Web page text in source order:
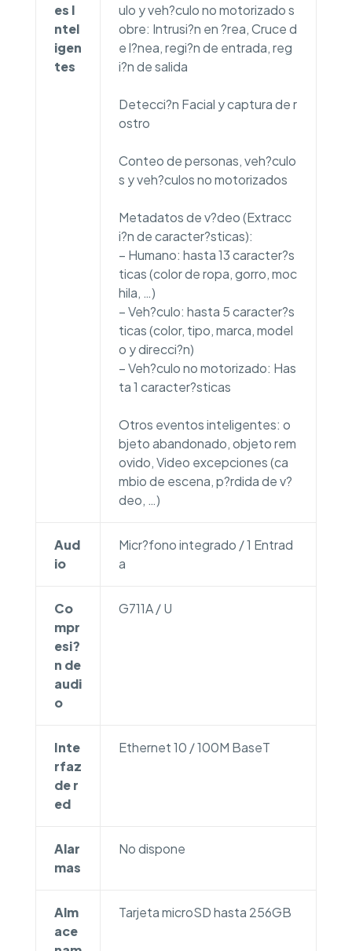
es I
ntel
igen
tes
ulo y veh?culo no motorizado s
obre: Intrusi?n en ?rea, Cruce d
e l?nea, regi?n de entrada, reg
i?n de salida
Detecci?n Facial y captura de r
ostro
Conteo de personas, veh?culo
s y veh?culos no motorizados
Metadatos de v?deo (Extracc
i?n de caracter?sticas):
– Humano: hasta 13 caracter?s
ticas (color de ropa, gorro, moc
hila, …)
– Veh?culo: hasta 5 caracter?s
ticas (color, tipo, marca, model
o y direcci?n)
– Veh?culo no motorizado: Has
ta 1 caracter?sticas
Otros eventos inteligentes: o
bjeto abandonado, objeto rem
ovido, Video excepciones (ca
mbio de escena, p?rdida de v?
deo, …)
Aud
io
Micr?fono integrado / 1 Entrad
a
Co
mpr
esi?
n de
audi
o
G711A / U
Inte
rfaz
de r
ed
Ethernet 10 / 100M BaseT
Alar
mas
No dispone
Alm
ace
Tarjeta microSD hasta 256GB